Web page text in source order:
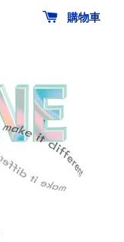
購物車